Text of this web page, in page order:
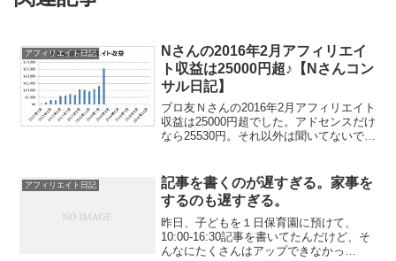
アフィリエイト日記
Nさんの2016年2月アフィリエイ
ト収益は25000円超♪【Nさんコン
サル日記】
ブロ友Ｎさんの2016年2月アフィリエイト
収益は25000円超でした。アドセンスだけ
なら25530円。それ以外は聞いてないです
生があるかもしれません。アドセン...
アフィリエイト日記
記事を書くのが遅すぎる。家事を
するのも遅すぎる。
昨日、子どもを１日保育園に預けて、
10:00-16:30記事を書いてたんだけど、そ
んなにたくさんはアップできなかっ